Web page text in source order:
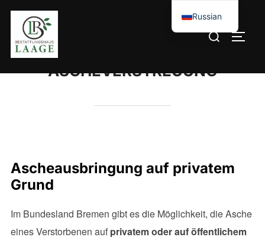
ASCHEVERSTREUUNG
Ascheausbringung auf privatem
Grund
Im Bundesland Bremen gibt es die Möglichkeit, die Asche
eines Verstorbenen auf privatem oder auf öffentlichem
Russian
German